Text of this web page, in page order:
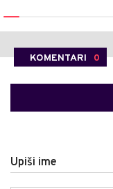
KOMENTARI 0
Upiši ime